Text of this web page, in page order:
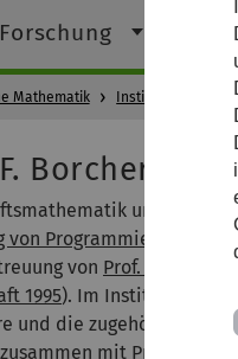
Forschung
Mathematik Institut
Borchert
und 1994
von
von Prof. Franz
1995). Im Institut für
und die zugehörige
mit Prof.